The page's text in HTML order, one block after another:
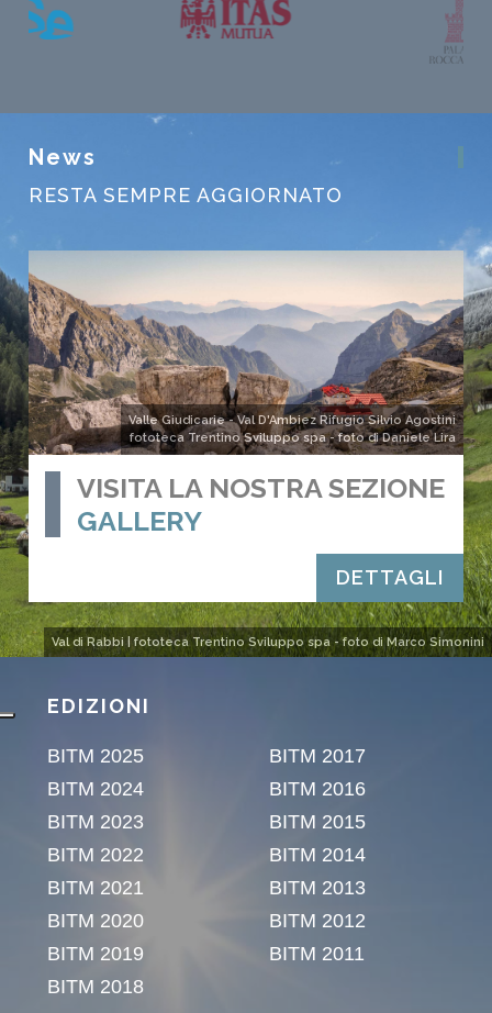
Val di Rabbi | fototeca Trentino Sviluppo spa - foto di Marco Simonini
News
RESTA SEMPRE AGGIORNATO
Valle Giudicarie - Val D'Ambiez Rifugio Silvio Agostini
fototeca Trentino Sviluppo spa - foto di Daniele Lira
VISITA LA NOSTRA SEZIONE
GALLERY
DETTAGLI
EDIZIONI